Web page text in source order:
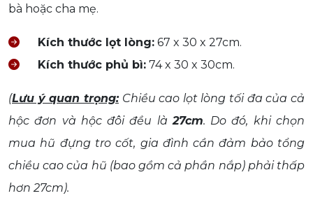
bà hoặc cha mẹ.
Kích thước lọt lòng: 67 x 30 x 27cm.
Kích thước phủ bì: 74 x 30 x 30cm.
(Lưu ý quan trọng:Chiều cao lọt lòng tối đa của cả
hộc đơn và hộc đôi đều là 27cm. Do đó, khi chọn
mua hũ đựng tro cốt, gia đình cần đảm bảo tổng
chiều cao của hũ (bao gồm cả phần nắp) phải thấp
hơn 27cm).